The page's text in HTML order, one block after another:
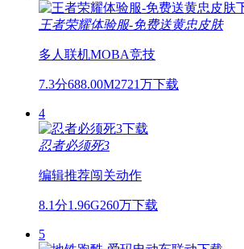
王者荣耀体验服-免费送黄忠皮肤
多人联机MOBA竞技
7.3分688.00M2721万下载
4
忍者必须死3
编辑推荐闯关动作
8.1分1.96G260万下载
5